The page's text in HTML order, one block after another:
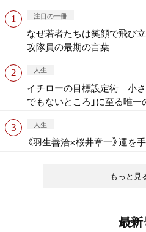
もっと見
注目の一冊
なぜ若者たちは笑顔で飛
攻隊員の最期の言葉
人生
イチローの目標設定術｜小
でもないところ」に至る唯一
人生
《羽生善治×桜井章一》運を
最